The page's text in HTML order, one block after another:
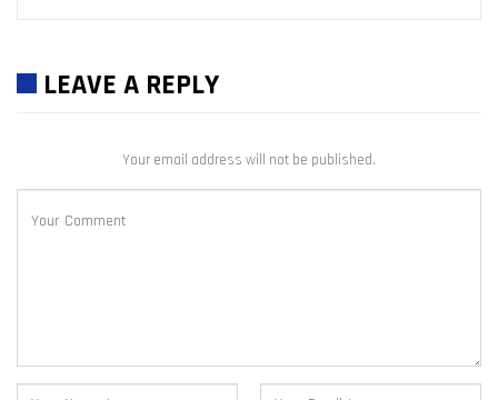
LEAVE A REPLY
Your email address will not be published.